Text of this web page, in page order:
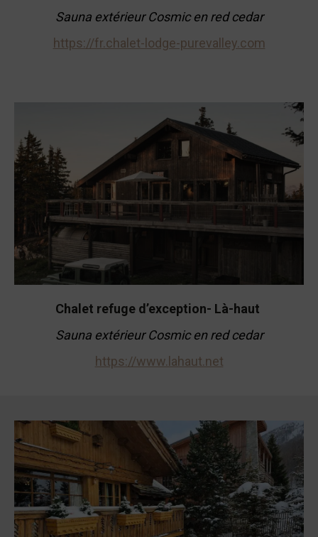
Sauna extérieur Cosmic en red cedar
https://fr.chalet-lodge-purevalley.com
Chalet refuge d’exception- Là-haut
Sauna extérieur Cosmic en red cedar
https://www.lahaut.net